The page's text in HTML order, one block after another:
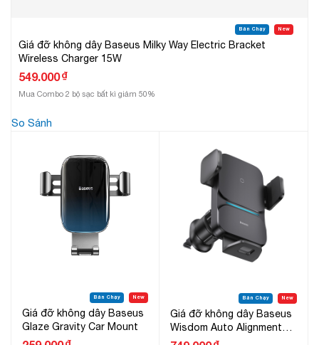
Bán Chạy New
Giá đỡ không dây Baseus Milky Way Electric Bracket
Wireless Charger 15W
549.000₫
Mua Combo 2 bộ sạc bất kì giảm 50%
So Sánh
Bán Chạy New
Giá đỡ không dây Baseus
Glaze Gravity Car Mount
Bán Chạy New
Giá đỡ không dây Baseus
Wisdom Auto Alignment
Car Mount Wireless